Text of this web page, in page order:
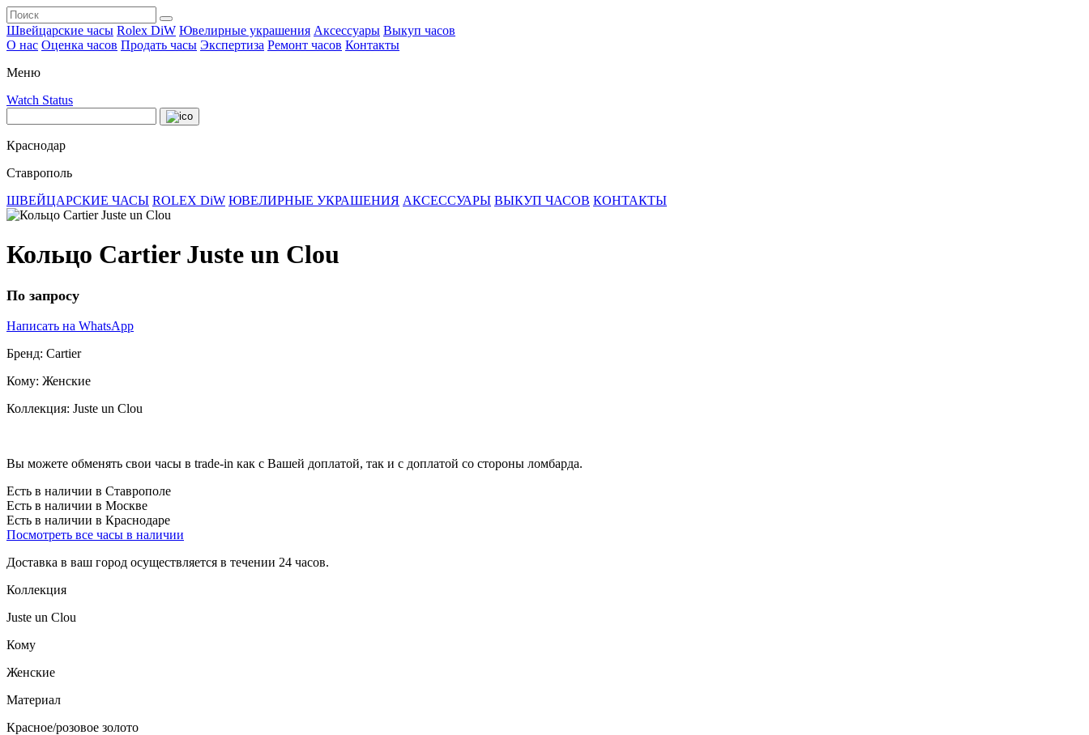
Швейцарские часы Rolex DiW Ювелирные украшения Аксессуары Выкуп часов
О нас Оценка часов Продать часы Экспертиза Ремонт часов Контакты
Меню
Watch Status
Краснодар
Ставрополь
ШВЕЙЦАРСКИЕ ЧАСЫ ROLEX DiW ЮВЕЛИРНЫЕ УКРАШЕНИЯ АКСЕССУАРЫ ВЫКУП ЧАСОВ КОНТАКТЫ
Кольцо Cartier Juste un Clou
По запросу
Написать на WhatsApp
Бренд: Cartier
Кому: Женские
Коллекция: Juste un Clou
Вы можете обменять свои часы в trade-in как с Вашей доплатой, так и с доплатой со стороны ломбарда.
Есть в наличии в Ставрополе
Есть в наличии в Москве
Есть в наличии в Краснодаре
Посмотреть все часы в наличии
Доставка в ваш город осуществляется в течении 24 часов.
Коллекция
Juste un Clou
Кому
Женские
Материал
Красное/розовое золото